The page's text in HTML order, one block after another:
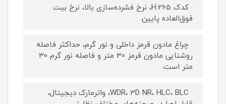
· کدک H.265، نرخ فشرده‌سازی بالا، نرخ بیت
فوق‌العاده پایین.
· چراغ مادون قرمز داخلی و نور گرم، حداکثر فاصله
روشنایی مادون قرمز 30 متر و فاصله نور گرم 30
متر است.
· WDR، 3D NR، HLC، BLC، واترمارک دیجیتال،